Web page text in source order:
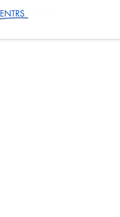
Ремонт Opel в Риге